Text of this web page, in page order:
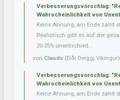
Verbesserungsvorschlag:
Wahrscheinlichkeit von
Keine Ahnung, am Ende zählt
Realistisch gibt es auf der
20-25% unentschied...
von Claudo (Eiði Deiggj Víkingur)
Verbesserungsvorschlag:
Wahrscheinlichkeit von
Keine Ahnung, am Ende zählt